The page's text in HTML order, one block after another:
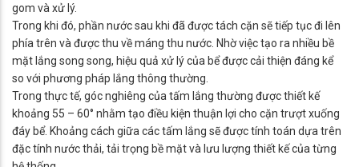
gom và xử lý.
Trong khi đó, phần nước sau khi đã được tách cặn sẽ tiếp tục đi lên
phía trên và được thu về máng thu nước. Nhờ việc tạo ra nhiều bề
mặt lắng song song, hiệu quả xử lý của bể được cải thiện đáng kể
so với phương pháp lắng thông thường.
Trong thực tế, góc nghiêng của tấm lắng thường được thiết kế
khoảng 55 – 60° nhằm tạo điều kiện thuận lợi cho cặn trượt xuống
đáy bể. Khoảng cách giữa các tấm lắng sẽ được tính toán dựa trên
đặc tính nước thải, tải trọng bề mặt và lưu lượng thiết kế của từng